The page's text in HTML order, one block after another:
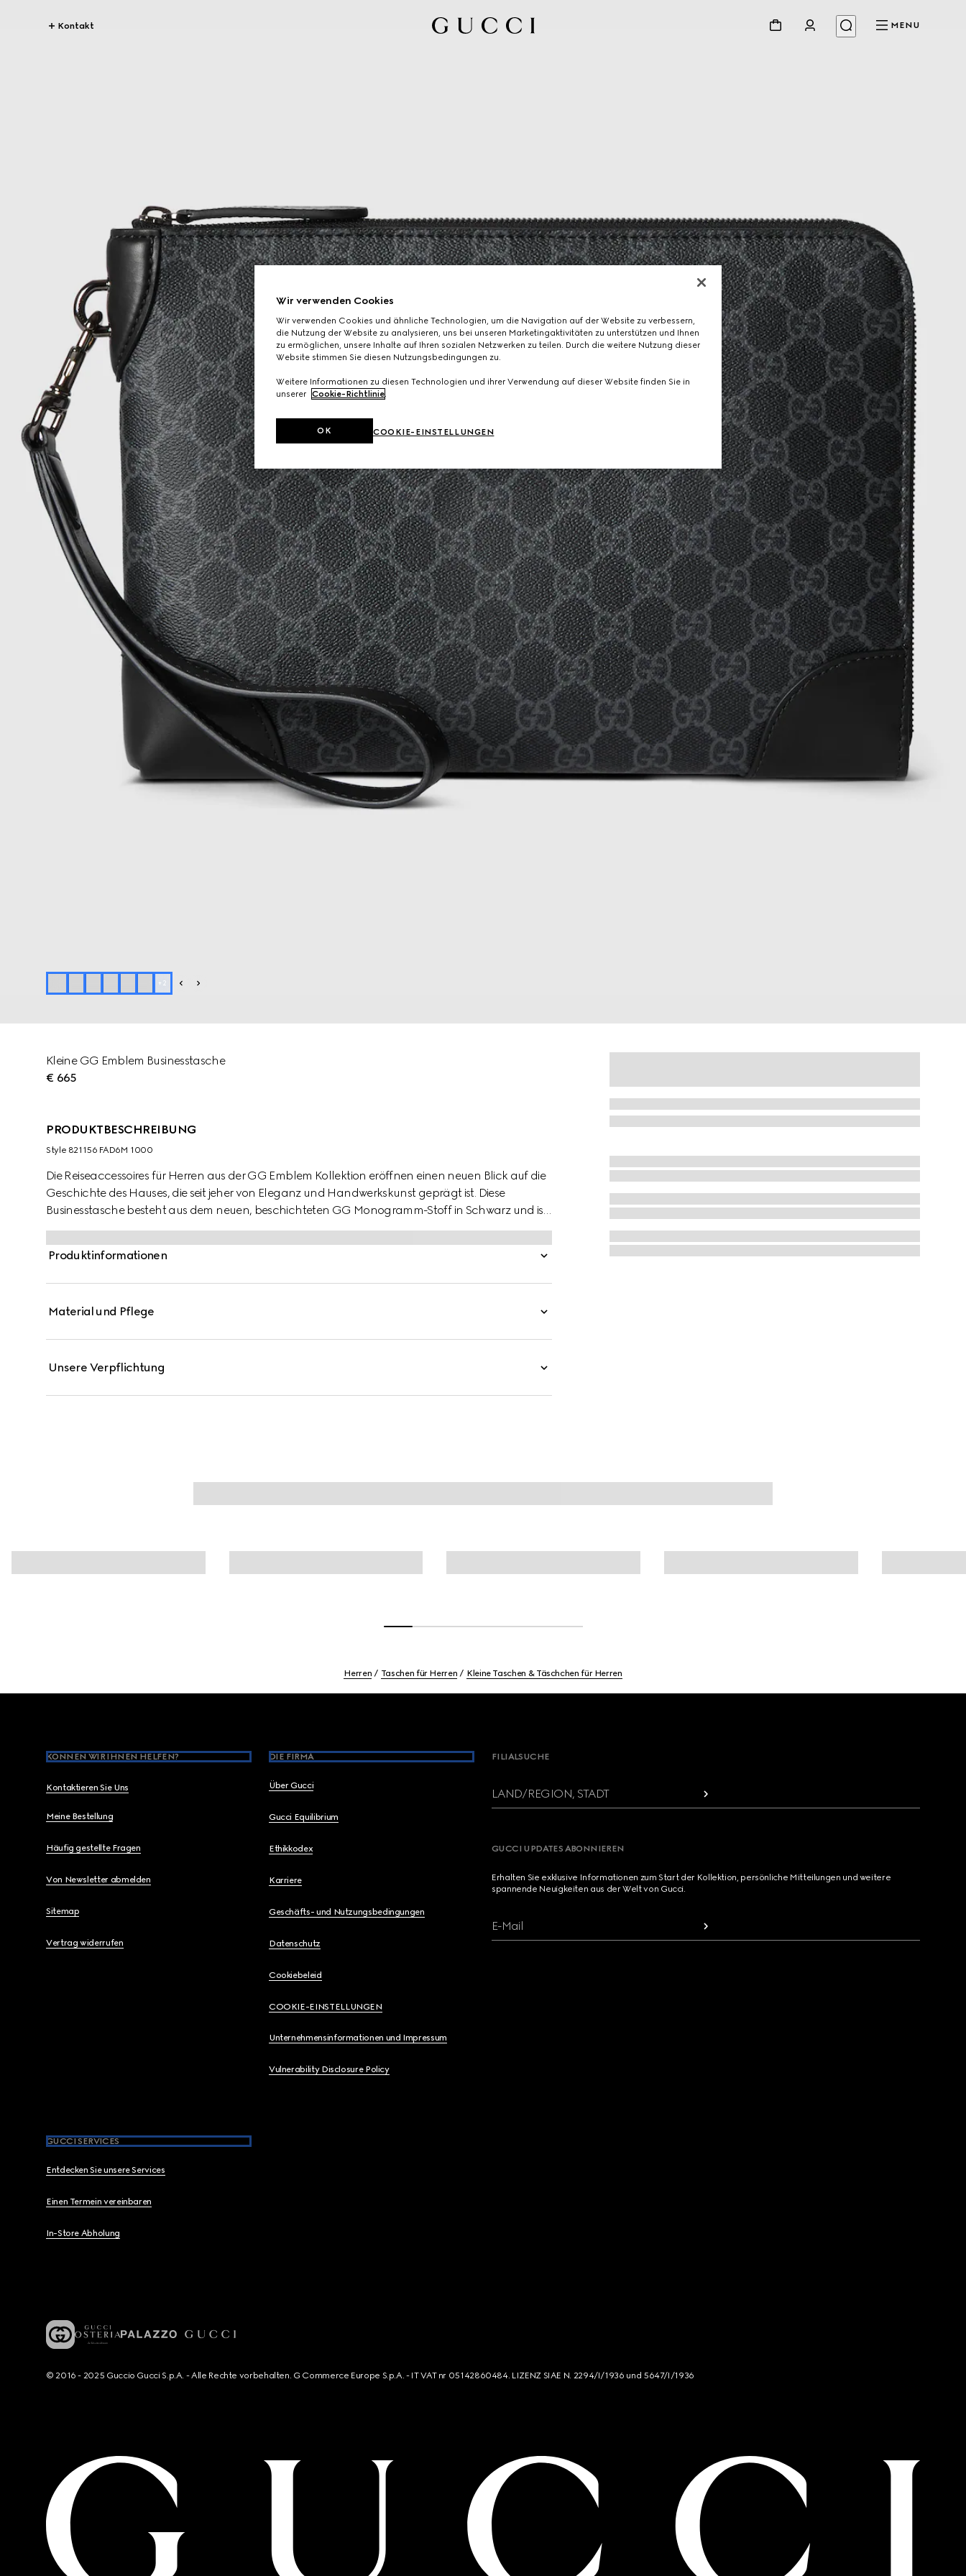
Kontakt MENU
+ 2
Kleine GG Emblem Businesstasche
€ 665
PRODUKTBESCHREIBUNG
Style ‎821156 FAD6M 1000
Die Reiseaccessoires für Herren aus der GG Emblem Kollektion eröffnen einen neuen Blick auf die
Geschichte des Hauses, die seit jeher von Eleganz und Handwerkskunst geprägt ist. Diese
Businesstasche besteht aus dem neuen, beschichteten GG Monogramm-Stoff in Schwarz und ist
mit drei Kartenfächern im Inneren sowie einer abnehmbaren Trageschlaufe an der Seite
ausgestattet.
Produktinformationen
Material und Pflege
Unsere Verpflichtung
Herren Taschen für Herren Kleine Taschen & Täschchen für Herren
KÖNNEN WIR IHNEN HELFEN?
Kontaktieren Sie Uns
Meine Bestellung
Häufig gestellte Fragen
Von Newsletter abmelden
Sitemap
Vertrag widerrufen
DIE FIRMA
Über Gucci
Gucci Equilibrium
Ethikkodex
Karriere
Geschäfts- und Nutzungsbedingungen
Datenschutz
Cookiebeleid
COOKIE-EINSTELLUNGEN
Unternehmensinformationen und Impressum
Vulnerability Disclosure Policy
GUCCI SERVICES
Entdecken Sie unsere Services
Einen Termein vereinbaren
In-Store Abholung
FILIALSUCHE
LAND/REGION, STADT
GUCCI UPDATES ABONNIEREN
Erhalten Sie exklusive Informationen zum Start der Kollektion, persönliche Mitteilungen und weitere
spannende Neuigkeiten aus der Welt von Gucci.
E-Mail
© 2016 - 2025 Guccio Gucci S.p.A. - Alle Rechte vorbehalten. G Commerce Europe S.p.A. - IT VAT nr 05142860484. LIZENZ SIAE N. 2294/I/1936 und 5647/I/1936
Wir verwenden Cookies
Wir verwenden Cookies und ähnliche Technologien, um die Navigation auf der Website zu verbessern,
die Nutzung der Website zu analysieren, uns bei unseren Marketingaktivitäten zu unterstützen und Ihnen
zu ermöglichen, unsere Inhalte auf Ihren sozialen Netzwerken zu teilen. Durch die weitere Nutzung dieser
Website stimmen Sie diesen Nutzungsbedingungen zu.
Weitere Informationen zu diesen Technologien und ihrer Verwendung auf dieser Website finden Sie in
unserer Cookie-Richtlinie.
COOKIE-EINSTELLUNGEN
OK